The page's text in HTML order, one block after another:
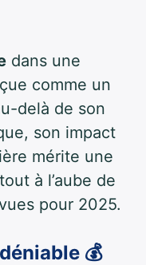
dans une
comme un
delà de son
son impact
mérite une
à l’aube de
pour 2025.
💰